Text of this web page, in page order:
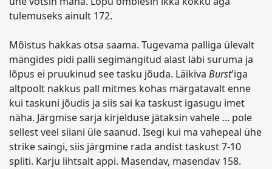
tulemuseks ainult 172.
Mõistus hakkas otsa saama. Tugevama palliga ülevalt
mängides pidi palli segimängitud alast läbi suruma ja
lõpus ei pruukinud see tasku jõuda. Läikiva Burst'iga
altpoolt nakkus pall mitmes kohas märgatavalt enne
kui taskuni jõudis ja siis sai ka taskust igasugu imet
näha. Järgmise sarja kirjelduse jätaksin vahele ... pole
sellest veel siiani üle saanud. Isegi kui ma vahepeal ühe
strike saingi, siis järgmine rada andist taskust 7-10
spliti. Karju lihtsalt appi. Masendav, masendav 158.